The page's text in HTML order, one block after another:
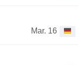
Mar. 16